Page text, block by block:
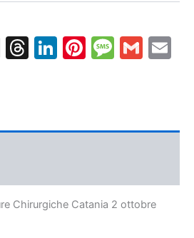
X Threads
LinkedIn
Pinterest
Chirurgiche Catania 2 ottobre